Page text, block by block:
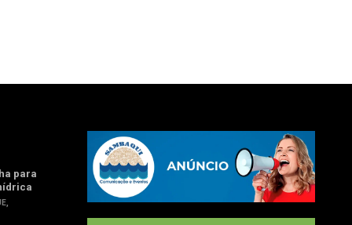
para
,